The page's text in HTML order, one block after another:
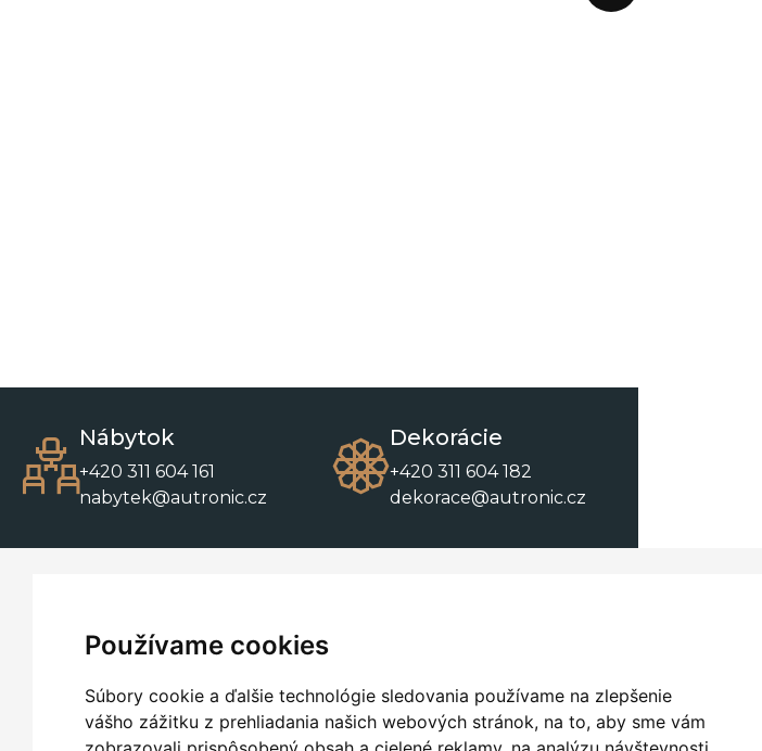
Používame cookies
Súbory cookie a ďalšie technológie sledovania používame na zlepšenie
vášho zážitku z prehliadania našich webových stránok, na to, aby sme vám
Nábytok
+420 311 604 161
nabytek@autronic.cz
Dekorácie
+420 311 604 182
dekorace@autronic.cz
Kontakty